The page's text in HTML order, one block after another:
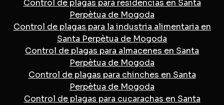
Control de plagas para residencias en Santa
Perpètua de Mogoda
Control de plagas para la industria alimentaria en
Santa Perpètua de Mogoda
Control de plagas para almacenes en Santa
Perpètua de Mogoda
Control de plagas para chinches en Santa
Perpètua de Mogoda
Control de plagas para cucarachas en Santa